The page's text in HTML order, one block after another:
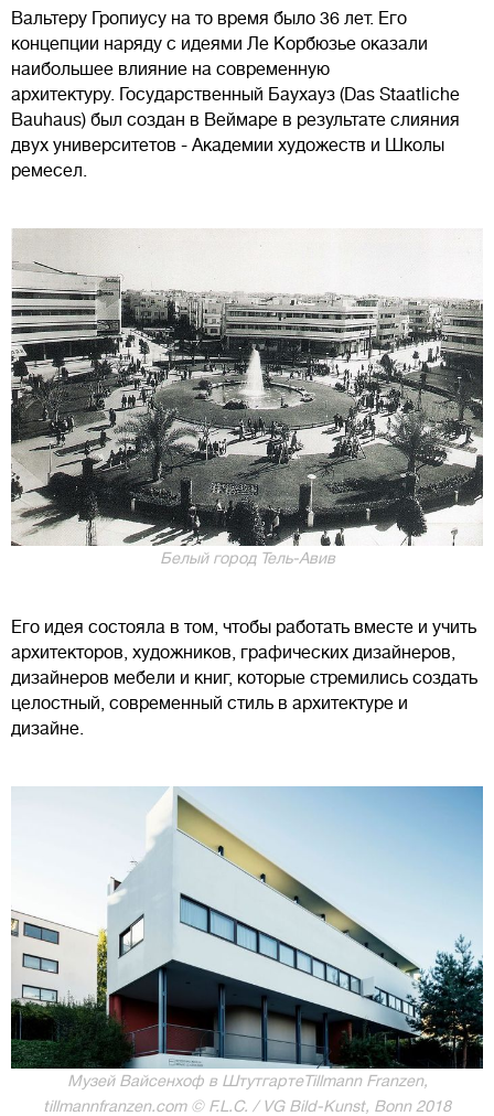
Вальтеру Гропиусу на то время было 36 лет. Его
концепции наряду с идеями Ле Корбюзье оказали
наибольшее влияние на современную
архитектуру. Государственный Баухауз (Das Staatliche
Bauhaus) был создан в Веймаре в результате слияния
двух университетов - Академии художеств и Школы
ремесел.
Белый город Тель-Авив
Его идея состояла в том, чтобы работать вместе и учить
архитекторов, художников, графических дизайнеров,
дизайнеров мебели и книг, которые стремились создать
целостный, современный стиль в архитектуре и
дизайне.
Музей Вайсенхоф в ШтутгартеTillmann Franzen,
tillmannfranzen.com © F.L.C. / VG Bild-Kunst, Bonn 2018